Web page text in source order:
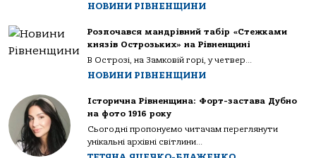
НОВИНИ РІВНЕНЩИНИ
Розпочався мандрівний табір «Стежками
князів Острозьких» на Рівненщині
В Острозі, на Замковій горі, у четвер...
НОВИНИ РІВНЕНЩИНИ
Історична Рівненщина: Форт-застава Дубно
на фото 1916 року
Сьогодні пропонуємо читачам переглянути
унікальні архівні світлини...